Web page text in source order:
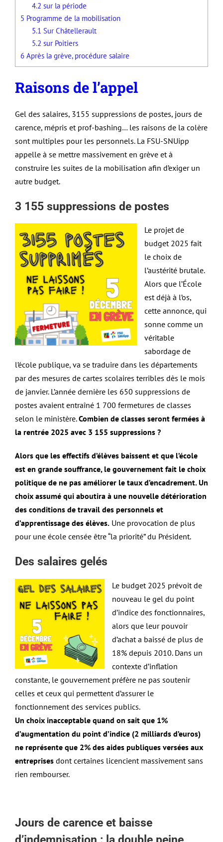
4.2 sur la période
5 Programme de la mobilisation
5.1 Sur Châtellerault
5.2 sur Poitiers
6 Après la grève, procédure salaire
Raisons de l’appel
Gel des salaires, 3155 suppressions de postes, jours de
carence, mépris et prof-bashing… les raisons de la colère
sont multiples pour les personnels. La FSU-SNUipp
appelle à se mettre massivement en grève et à
construire les suites de la mobilisation afin d’exiger un
autre budget.
3 155 suppressions de postes
Le projet de
budget 2025 fait
le choix de
l’austérité brutale.
Alors que l’École
est déjà à l’os,
cette annonce, qui
sonne comme un
véritable
sabordage de
l’école publique, va se traduire dans les départements
par des mesures de cartes scolaires terribles dès le mois
de janvier. L’année dernière les 650 suppressions de
postes avaient entraîné 1 700 fermetures de classes
selon le ministère.Combien de classes seront fermées à
la rentrée 2025 avec 3 155 suppressions ?
Alors que les effectifs d’élèves baissent et que l’école
est en grande souffrance, le gouvernement fait le choix
politique de ne pas améliorer le taux d’encadrement. Un
choix assumé qui aboutira à une nouvelle détérioration
des conditions de travail des personnels et
d’apprentissage des élèves. Une provocation de plus
pour une école censée être “la priorité” du Président.
Des salaires gelés
Le budget 2025 prévoit de
nouveau le gel du point
d’indice des fonctionnaires,
alors que leur pouvoir
d’achat a baissé de plus de
18% depuis 2010. Dans un
contexte d’inflation
constante, le gouvernement préfère ne pas soutenir
celles et ceux qui permettent d’assurer le
fonctionnement des services publics.
Un choix inacceptable quand on sait que 1%
d’augmentation du point d’indice (2 milliards d’euros)
ne représente que 2% des aides publiques versées aux
entreprises dont certaines licencient massivement sans
rien rembourser.
Jours de carence et baisse